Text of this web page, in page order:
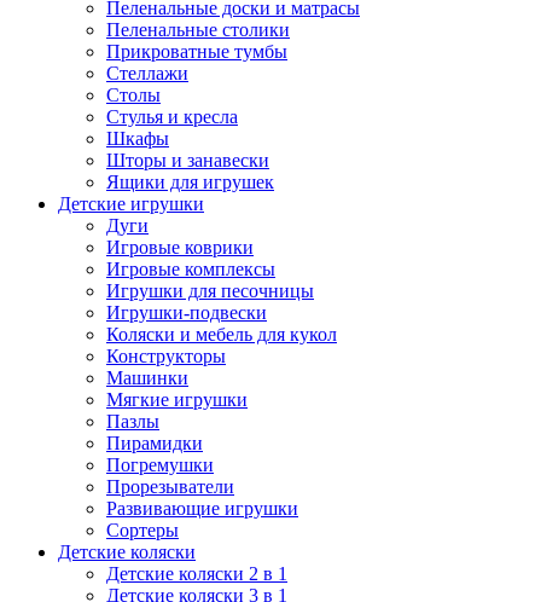
Пеленальные доски и матрасы
Пеленальные столики
Прикроватные тумбы
Стеллажи
Столы
Стулья и кресла
Шкафы
Шторы и занавески
Ящики для игрушек
Детские игрушки
Дуги
Игровые коврики
Игровые комплексы
Игрушки для песочницы
Игрушки-подвески
Коляски и мебель для кукол
Конструкторы
Машинки
Мягкие игрушки
Пазлы
Пирамидки
Погремушки
Прорезыватели
Развивающие игрушки
Сортеры
Детские коляски
Детские коляски 2 в 1
Детские коляски 3 в 1